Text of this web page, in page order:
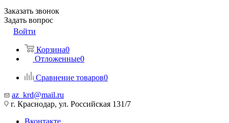
Заказать звонок
Задать вопрос
Войти
Корзина0
Отложенные0
Сравнение товаров0
az_krd@mail.ru
г. Краснодар, ул. Российская 131/7
Вконтакте